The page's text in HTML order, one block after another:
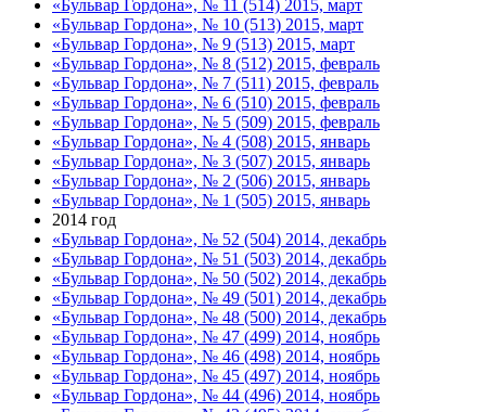
«Бульвар Гордона», № 11 (514) 2015, март
«Бульвар Гордона», № 10 (513) 2015, март
«Бульвар Гордона», № 9 (513) 2015, март
«Бульвар Гордона», № 8 (512) 2015, февраль
«Бульвар Гордона», № 7 (511) 2015, февраль
«Бульвар Гордона», № 6 (510) 2015, февраль
«Бульвар Гордона», № 5 (509) 2015, февраль
«Бульвар Гордона», № 4 (508) 2015, январь
«Бульвар Гордона», № 3 (507) 2015, январь
«Бульвар Гордона», № 2 (506) 2015, январь
«Бульвар Гордона», № 1 (505) 2015, январь
2014 год
«Бульвар Гордона», № 52 (504) 2014, декабрь
«Бульвар Гордона», № 51 (503) 2014, декабрь
«Бульвар Гордона», № 50 (502) 2014, декабрь
«Бульвар Гордона», № 49 (501) 2014, декабрь
«Бульвар Гордона», № 48 (500) 2014, декабрь
«Бульвар Гордона», № 47 (499) 2014, ноябрь
«Бульвар Гордона», № 46 (498) 2014, ноябрь
«Бульвар Гордона», № 45 (497) 2014, ноябрь
«Бульвар Гордона», № 44 (496) 2014, ноябрь